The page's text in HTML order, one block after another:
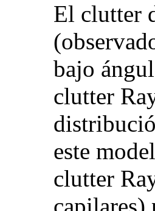
El clutter
bajo
clutter
este
clutter